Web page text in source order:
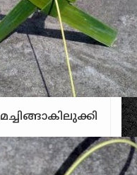
മച്ചിങ്ങാകിലുക്കി